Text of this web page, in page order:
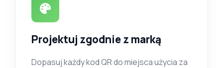
Projektuj zgodnie z marką
Dopasuj każdy kod QR do miejsca użycia za